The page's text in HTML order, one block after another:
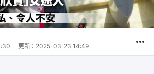
更新： 2025-03-23 14:49